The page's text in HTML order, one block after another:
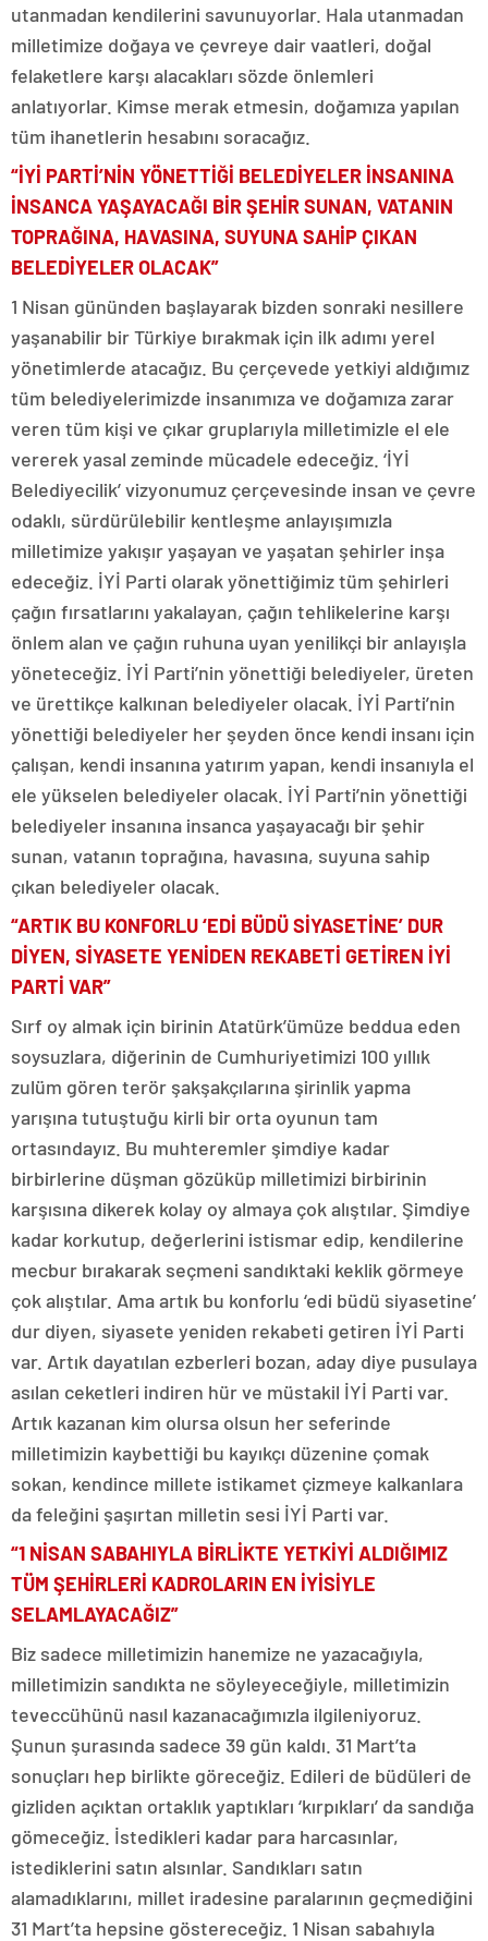
utanmadan kendilerini savunuyorlar. Hala utanmadan
milletimize doğaya ve çevreye dair vaatleri, doğal
felaketlere karşı alacakları sözde önlemleri
anlatıyorlar. Kimse merak etmesin, doğamıza yapılan
tüm ihanetlerin hesabını soracağız.
“İYİ PARTİ’NİN YÖNETTİĞİ BELEDİYELER İNSANINA
İNSANCA YAŞAYACAĞI BİR ŞEHİR SUNAN, VATANIN
TOPRAĞINA, HAVASINA, SUYUNA SAHİP ÇIKAN
BELEDİYELER OLACAK”
1 Nisan gününden başlayarak bizden sonraki nesillere
yaşanabilir bir Türkiye bırakmak için ilk adımı yerel
yönetimlerde atacağız. Bu çerçevede yetkiyi aldığımız
tüm belediyelerimizde insanımıza ve doğamıza zarar
veren tüm kişi ve çıkar gruplarıyla milletimizle el ele
vererek yasal zeminde mücadele edeceğiz. ‘İYİ
Belediyecilik’ vizyonumuz çerçevesinde insan ve çevre
odaklı, sürdürülebilir kentleşme anlayışımızla
milletimize yakışır yaşayan ve yaşatan şehirler inşa
edeceğiz. İYİ Parti olarak yönettiğimiz tüm şehirleri
çağın fırsatlarını yakalayan, çağın tehlikelerine karşı
önlem alan ve çağın ruhuna uyan yenilikçi bir anlayışla
yöneteceğiz. İYİ Parti’nin yönettiği belediyeler, üreten
ve ürettikçe kalkınan belediyeler olacak. İYİ Parti’nin
yönettiği belediyeler her şeyden önce kendi insanı için
çalışan, kendi insanına yatırım yapan, kendi insanıyla el
ele yükselen belediyeler olacak. İYİ Parti’nin yönettiği
belediyeler insanına insanca yaşayacağı bir şehir
sunan, vatanın toprağına, havasına, suyuna sahip
çıkan belediyeler olacak.
“ARTIK BU KONFORLU ‘EDİ BÜDÜ SİYASETİNE’ DUR
DİYEN, SİYASETE YENİDEN REKABETİ GETİREN İYİ
PARTİ VAR”
Sırf oy almak için birinin Atatürk’ümüze beddua eden
soysuzlara, diğerinin de Cumhuriyetimizi 100 yıllık
zulüm gören terör şakşakçılarına şirinlik yapma
yarışına tutuştuğu kirli bir orta oyunun tam
ortasındayız. Bu muhteremler şimdiye kadar
birbirlerine düşman gözüküp milletimizi birbirinin
karşısına dikerek kolay oy almaya çok alıştılar. Şimdiye
kadar korkutup, değerlerini istismar edip, kendilerine
mecbur bırakarak seçmeni sandıktaki keklik görmeye
çok alıştılar. Ama artık bu konforlu ‘edi büdü siyasetine’
dur diyen, siyasete yeniden rekabeti getiren İYİ Parti
var. Artık dayatılan ezberleri bozan, aday diye pusulaya
asılan ceketleri indiren hür ve müstakil İYİ Parti var.
Artık kazanan kim olursa olsun her seferinde
milletimizin kaybettiği bu kayıkçı düzenine çomak
sokan, kendince millete istikamet çizmeye kalkanlara
da feleğini şaşırtan milletin sesi İYİ Parti var.
“1 NİSAN SABAHIYLA BİRLİKTE YETKİYİ ALDIĞIMIZ
TÜM ŞEHİRLERİ KADROLARIN EN İYİSİYLE
SELAMLAYACAĞIZ”
Biz sadece milletimizin hanemize ne yazacağıyla,
milletimizin sandıkta ne söyleyeceğiyle, milletimizin
teveccühünü nasıl kazanacağımızla ilgileniyoruz.
Şunun şurasında sadece 39 gün kaldı. 31 Mart’ta
sonuçları hep birlikte göreceğiz. Edileri de büdüleri de
gizliden açıktan ortaklık yaptıkları ‘kırpıkları’ da sandığa
gömeceğiz. İstedikleri kadar para harcasınlar,
istediklerini satın alsınlar. Sandıkları satın
alamadıklarını, millet iradesine paralarının geçmediğini
31 Mart’ta hepsine göstereceğiz. 1 Nisan sabahıyla